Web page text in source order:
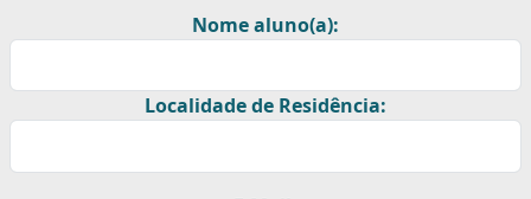
Nome aluno(a):
Localidade de Residência: